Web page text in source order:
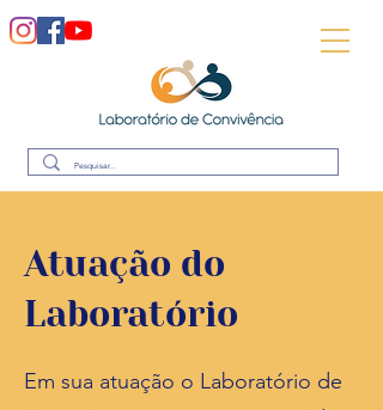
Atuação do
Laboratório
Em sua atuação o Laboratório de